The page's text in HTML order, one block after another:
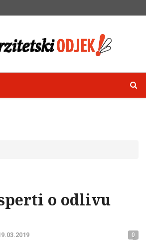
o odlivu
0